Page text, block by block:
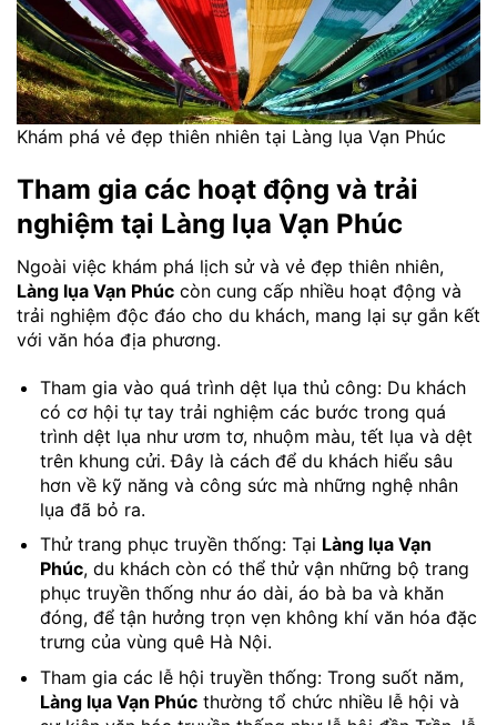
Khám phá vẻ đẹp thiên nhiên tại Làng lụa Vạn Phúc
Tham gia các hoạt động và trải
nghiệm tại Làng lụa Vạn Phúc
Ngoài việc khám phá lịch sử và vẻ đẹp thiên nhiên,
Làng lụa Vạn Phúc còn cung cấp nhiều hoạt động và
trải nghiệm độc đáo cho du khách, mang lại sự gắn kết
với văn hóa địa phương.
Tham gia vào quá trình dệt lụa thủ công: Du khách
có cơ hội tự tay trải nghiệm các bước trong quá
trình dệt lụa như ươm tơ, nhuộm màu, tết lụa và dệt
trên khung cửi. Đây là cách để du khách hiểu sâu
hơn về kỹ năng và công sức mà những nghệ nhân
lụa đã bỏ ra.
Thử trang phục truyền thống: Tại Làng lụa Vạn
Phúc, du khách còn có thể thử vận những bộ trang
phục truyền thống như áo dài, áo bà ba và khăn
đóng, để tận hưởng trọn vẹn không khí văn hóa đặc
trưng của vùng quê Hà Nội.
Tham gia các lễ hội truyền thống: Trong suốt năm,
Làng lụa Vạn Phúcthường tổ chức nhiều lễ hội và